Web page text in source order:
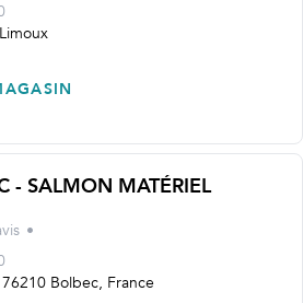
- SALMON MATÉRIEL
•
Bolbec, France